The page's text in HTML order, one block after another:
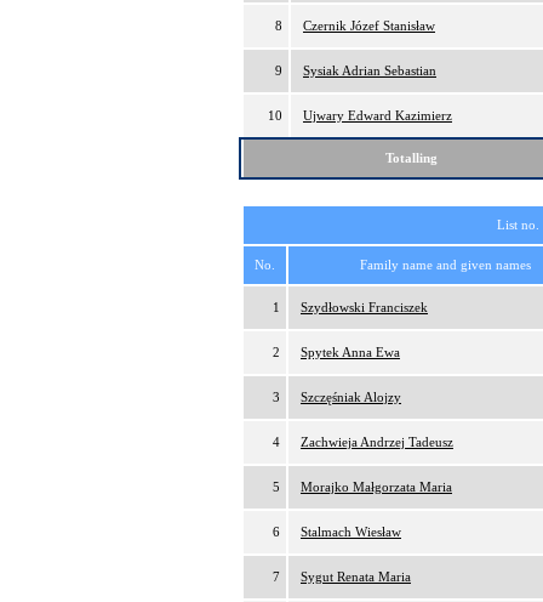
8 Czernik Józef Stanisław
9 Sysiak Adrian Sebastian
10 Ujwary Edward Kazimierz
Totalling
List
No. Family name and given names
1 Szydłowski Franciszek
2 Spytek Anna Ewa
3 Szczęśniak Alojzy
4 Zachwieja Andrzej Tadeusz
5 Morajko Małgorzata Maria
6 Stalmach Wiesław
7 Sygut Renata Maria